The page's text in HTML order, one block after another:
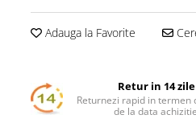
Adauga la Favorite
Retur in 14 zile
Returnezi rapid in termen
de la data